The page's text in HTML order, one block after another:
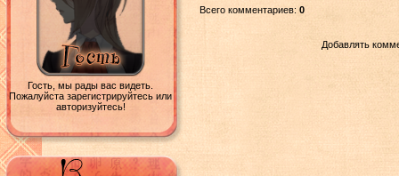
Гость, мы рады вас видеть.
Пожалуйста зарегистрируйтесь или
авторизуйтесь!
Всего комментариев: 0
Добавлять